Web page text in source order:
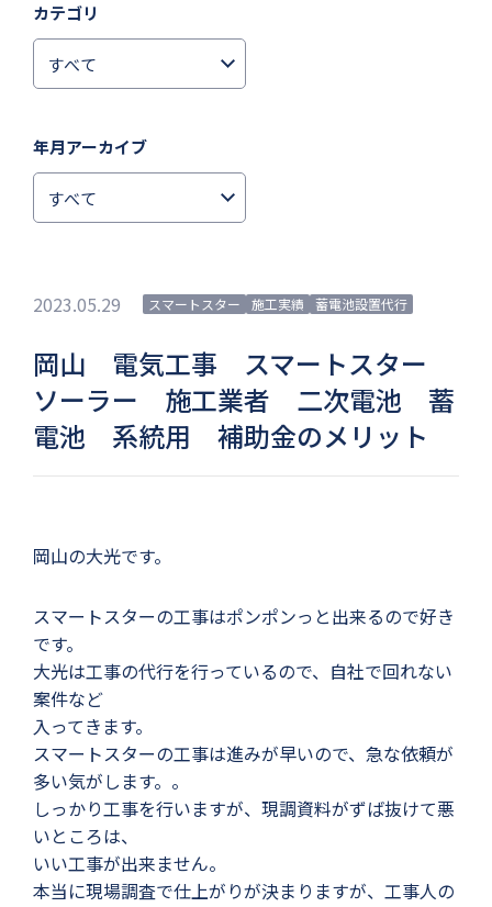
カテゴリ
年月アーカイブ
2023.05.29 スマートスター 施工実績 蓄電池設置代行
岡山 電気工事 スマートスター
ソーラー 施工業者 二次電池 蓄
電池 系統用 補助金のメリット
岡山の大光です。
スマートスターの工事はポンポンっと出来るので好き
です。
大光は工事の代行を行っているので、自社で回れない
案件など
入ってきます。
スマートスターの工事は進みが早いので、急な依頼が
多い気がします。。
しっかり工事を行いますが、現調資料がずば抜けて悪
いところは、
いい工事が出来ません。
本当に現場調査で仕上がりが決まりますが、工事人の